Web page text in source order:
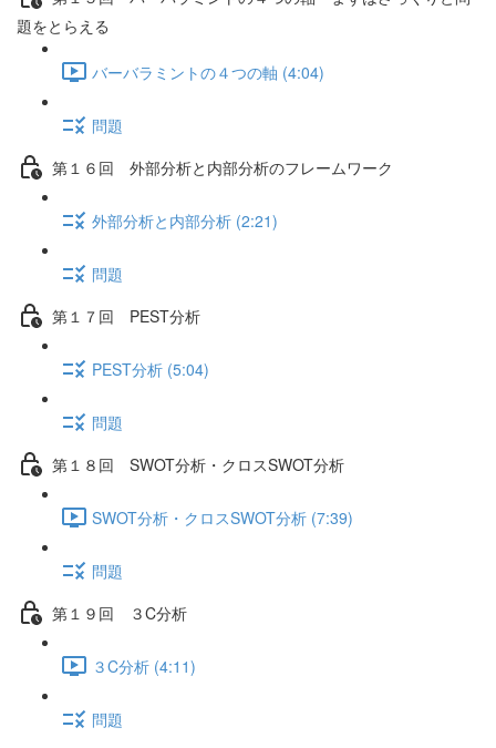
題をとらえる
バーバラミントの４つの軸 (4:04)
問題
第１６回 外部分析と内部分析のフレームワーク
外部分析と内部分析 (2:21)
問題
第１７回 PEST分析
PEST分析 (5:04)
問題
第１８回 SWOT分析・クロスSWOT分析
SWOT分析・クロスSWOT分析 (7:39)
問題
第１９回 ３C分析
３C分析 (4:11)
問題